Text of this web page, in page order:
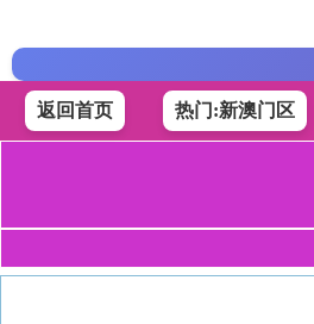
返回首页 热门:新澳门区